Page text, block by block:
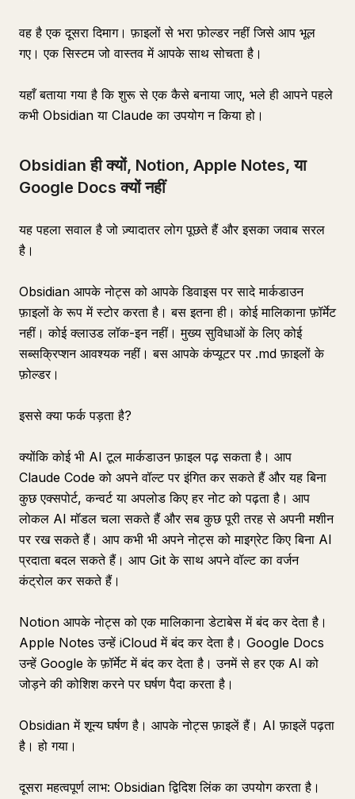
वह है एक दूसरा दिमाग। फ़ाइलों से भरा फ़ोल्डर नहीं जिसे आप भूल
गए। एक सिस्टम जो वास्तव में आपके साथ सोचता है।
यहाँ बताया गया है कि शुरू से एक कैसे बनाया जाए, भले ही आपने पहले
कभी Obsidian या Claude का उपयोग न किया हो।
Obsidian ही क्यों, Notion, Apple Notes, या
Google Docs क्यों नहीं
यह पहला सवाल है जो ज़्यादातर लोग पूछते हैं और इसका जवाब सरल
है।
Obsidian आपके नोट्स को आपके डिवाइस पर सादे मार्कडाउन
फ़ाइलों के रूप में स्टोर करता है। बस इतना ही। कोई मालिकाना फ़ॉर्मेट
नहीं। कोई क्लाउड लॉक-इन नहीं। मुख्य सुविधाओं के लिए कोई
सब्सक्रिप्शन आवश्यक नहीं। बस आपके कंप्यूटर पर .md फ़ाइलों के
फ़ोल्डर।
इससे क्या फर्क पड़ता है?
क्योंकि कोई भी AI टूल मार्कडाउन फ़ाइल पढ़ सकता है। आप
Claude Code को अपने वॉल्ट पर इंगित कर सकते हैं और यह बिना
कुछ एक्सपोर्ट, कन्वर्ट या अपलोड किए हर नोट को पढ़ता है। आप
लोकल AI मॉडल चला सकते हैं और सब कुछ पूरी तरह से अपनी मशीन
पर रख सकते हैं। आप कभी भी अपने नोट्स को माइग्रेट किए बिना AI
प्रदाता बदल सकते हैं। आप Git के साथ अपने वॉल्ट का वर्जन
कंट्रोल कर सकते हैं।
Notion आपके नोट्स को एक मालिकाना डेटाबेस में बंद कर देता है।
Apple Notes उन्हें iCloud में बंद कर देता है। Google Docs
उन्हें Google के फ़ॉर्मेट में बंद कर देता है। उनमें से हर एक AI को
जोड़ने की कोशिश करने पर घर्षण पैदा करता है।
Obsidian में शून्य घर्षण है। आपके नोट्स फ़ाइलें हैं। AI फ़ाइलें पढ़ता
है। हो गया।
दूसरा महत्वपूर्ण लाभ: Obsidian द्विदिश लिंक का उपयोग करता है।